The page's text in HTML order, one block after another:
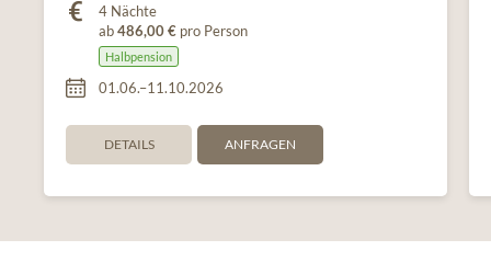
4 Nächte
ab486,00 € pro Person
Halbpension
01.06.–11.10.2026
DETAILS ANFRAGEN